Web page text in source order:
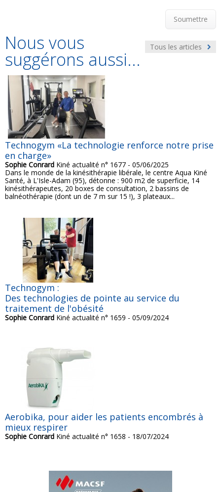
Soumettre
Tous les articles
Nous vous
suggérons aussi...
Technogym «La technologie renforce notre prise
en charge»
Sophie Conrard Kiné actualité n° 1677 - 05/06/2025
Dans le monde de la kinésithérapie libérale, le centre Aqua Kiné
Santé, à L'Isle-Adam (95), détonne : 900 m2 de superficie, 14
kinésithérapeutes, 20 boxes de consultation, 2 bassins de
balnéothérapie (dont un de 7 m sur 15 !), 3 plateaux...
Technogym :
Des technologies de pointe au service du
traitement de l'obésité
Sophie Conrard Kiné actualité n° 1659 - 05/09/2024
Aerobika, pour aider les patients encombrés à
mieux respirer
Sophie Conrard Kiné actualité n° 1658 - 18/07/2024